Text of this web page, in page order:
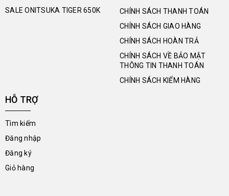
SALE ONITSUKA TIGER 650K
CHÍNH SÁCH THANH TOÁN
CHÍNH SÁCH GIAO HÀNG
CHÍNH SÁCH HOÀN TRẢ
CHÍNH SÁCH VỀ BẢO MẬT
THÔNG TIN THANH TOÁN
CHÍNH SÁCH KIỂM HÀNG
HỖ TRỢ
Tìm kiếm
Đăng nhập
Đăng ký
Giỏ hàng